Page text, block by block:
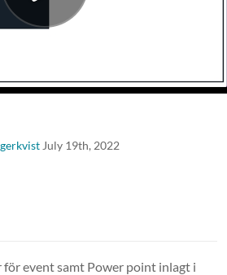
July 19th, 2022
event samt Power point inlagt i